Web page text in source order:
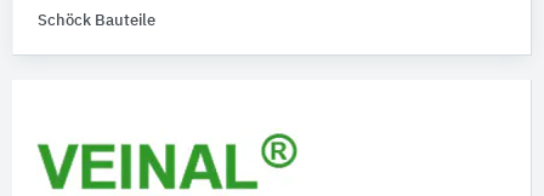
Schöck Bauteile